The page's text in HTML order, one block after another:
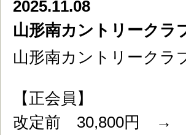
2025.11.08
山形南カントリーク
山形南カントリークラ
【正会員】
改定前 30,800円 →